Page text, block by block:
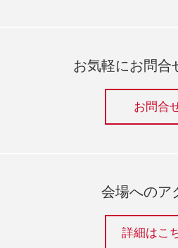
お気軽にお問合
お問合
会場へのア
詳細はこ